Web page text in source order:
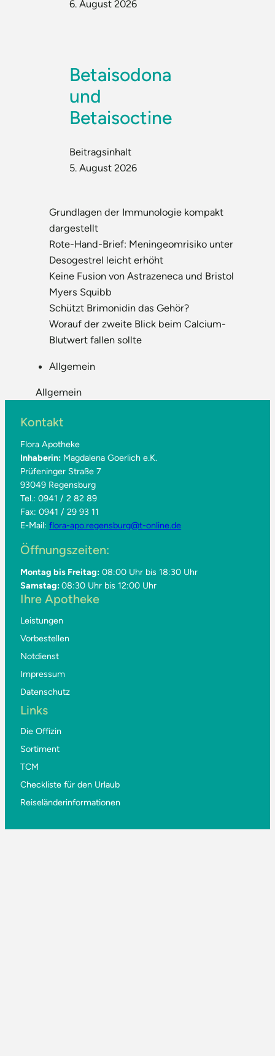
6. August 2026
Betaisodona
und
Betaisoctine
Beitragsinhalt
5. August 2026
Grundlagen der Immunologie kompakt
dargestellt
Rote-Hand-Brief: Meningeomrisiko unter
Desogestrel leicht erhöht
Keine Fusion von Astrazeneca und Bristol
Myers Squibb
Schützt Brimonidin das Gehör?
Worauf der zweite Blick beim Calcium-
Blutwert fallen sollte
Allgemein
Allgemein
Kontakt
Flora Apotheke
Inhaberin: Magdalena Goerlich e.K.
Prüfeninger Straße 7
93049 Regensburg
Tel.: 0941 / 2 82 89
Fax: 0941 / 29 93 11
E-Mail:flora-apo.regensburg@t-online.de
Öffnungszeiten:
Montag bis Freitag: 08:00 Uhr bis 18:30 Uhr
Samstag:08:30 Uhr bis 12:00 Uhr
Ihre Apotheke
Leistungen
Vorbestellen
Notdienst
Impressum
Datenschutz
Links
Die Offizin
Sortiment
TCM
Checkliste für den Urlaub
Reiseländerinformationen